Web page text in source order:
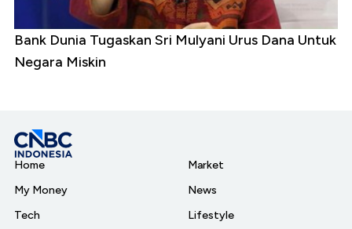
Bank Dunia Tugaskan Sri Mulyani Urus Dana Untuk
Negara Miskin
Home
My Money
Tech
Market
News
Lifestyle